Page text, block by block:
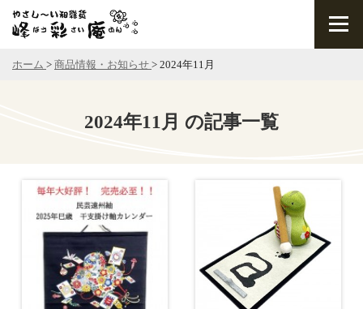
ホーム > 商品情報・お知らせ > 2024年11月
2024年11月 の記事一覧